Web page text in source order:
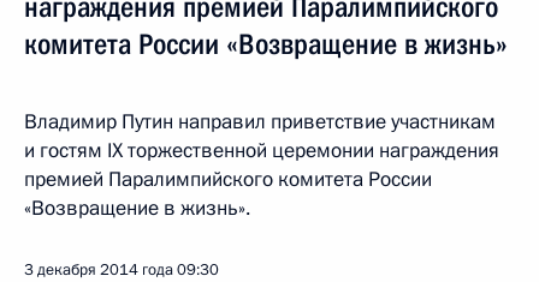
награждения премией Паралимпийского
комитета России «Возвращение в жизнь»
Владимир Путин направил приветствие участникам
и гостям IX торжественной церемонии награждения
премией Паралимпийского комитета России
«Возвращение в жизнь».
3 декабря 2014 года09:30